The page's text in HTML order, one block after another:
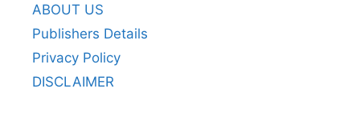
ABOUT US
Publishers Details
Privacy Policy
DISCLAIMER